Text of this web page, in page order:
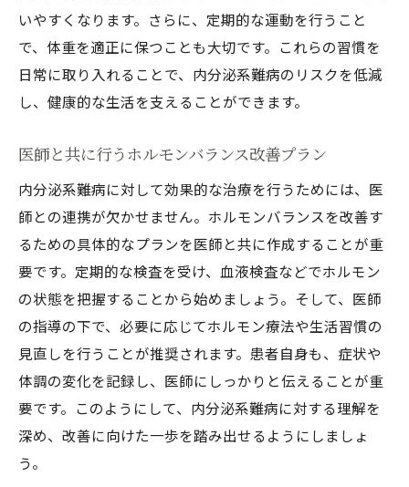
いやすくなります。さらに、定期的な運動を行うこと
で、体重を適正に保つことも大切です。これらの習慣を
日常に取り入れることで、内分泌系難病のリスクを低減
し、健康的な生活を支えることができます。
医師と共に行うホルモンバランス改善プラン
内分泌系難病に対して効果的な治療を行うためには、医
師との連携が欠かせません。ホルモンバランスを改善す
るための具体的なプランを医師と共に作成することが重
要です。定期的な検査を受け、血液検査などでホルモン
の状態を把握することから始めましょう。そして、医師
の指導の下で、必要に応じてホルモン療法や生活習慣の
見直しを行うことが推奨されます。患者自身も、症状や
体調の変化を記録し、医師にしっかりと伝えることが重
要です。このようにして、内分泌系難病に対する理解を
深め、改善に向けた一歩を踏み出せるようにしましょ
う。